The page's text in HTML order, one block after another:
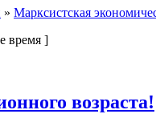
» Марксистская
время ]
возраста!